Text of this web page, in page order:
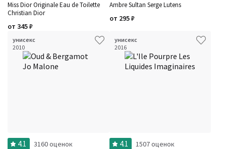
Miss Dior Originale Eau de Toilette
Christian Dior
от 345₽
Ambre Sultan Serge Lutens
от 295₽
унисекс
2010
4.1 3160 оценок
унисекс
2016
4.1 1507 оценок